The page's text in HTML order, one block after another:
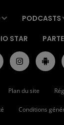
PODCASTS
STAR
Plan du site
Conditions